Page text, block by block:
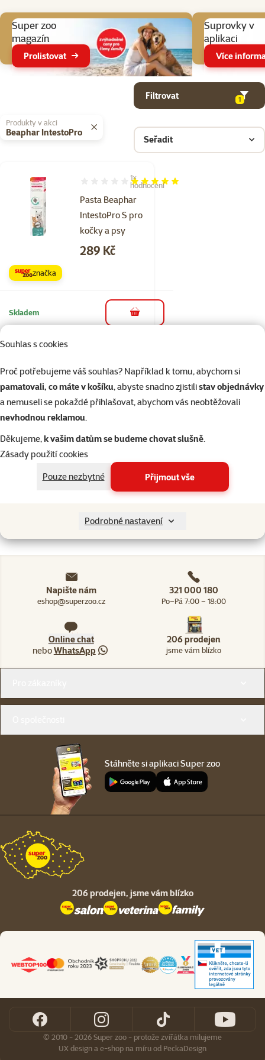
Souhlas s cookies
Proč potřebujeme váš souhlas? Například k tomu, abychom si
pamatovali, co máte v košíku, abyste snadno zjistilistav objednávky
a nemuseli se pokaždé přihlašovat, abychom vás neobtěžovali
nevhodnou reklamou.
Děkujeme,k vašim datům se budeme chovat slušně.
Zásady použití cookies
Pouze nezbytné
Přijmout vše
Podrobné nastavení
Super zoo
magazín
Prolistovat
Suprovky v
aplikaci
Více
Filtrovat
1
Produkty v akci
Beaphar IntestoPro
Seřadit
Produkty v kategorii Doplňky stravy pro kočky pro zdraví a vitalitu
Pasta Beaphar
IntestoPro S pro
kočky a psy
Hodnocení 100%, počet hodnocení: 1
1×
hodnocení
Cena
289 Kč
značka
Skladem do košíku
Tablety Beaphar
IntestoPro S pro psy
a kočky 20 tablet
značka
do košíku
Napište nám
eshop@superzoo.cz
321 000 180
Po–Pá 7:00 – 18:00
Online chat
neboWhatsApp
206 prodejen
jsme vám blízko
Stáhněte si aplikaci Super zoo
206 prodejen, jsme vám blízko
© 2010 - 2026 Super zoo - protože zvířátka milujeme
UX designae-shop na míruod PeckaDesign